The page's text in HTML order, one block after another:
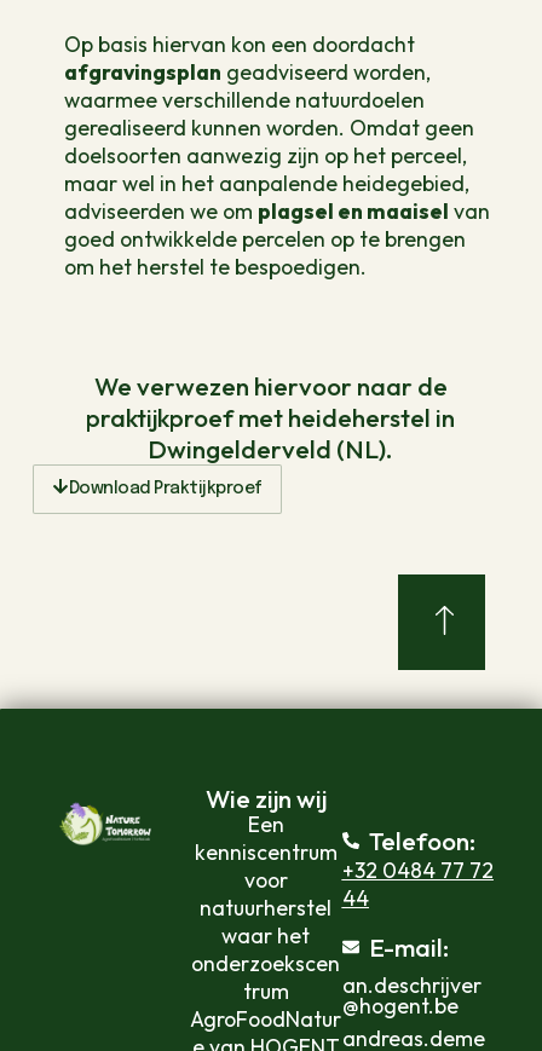
Op basis hiervan kon een doordacht
afgravingsplan geadviseerd worden,
waarmee verschillende natuurdoelen
gerealiseerd kunnen worden. Omdat geen
doelsoorten aanwezig zijn op het perceel,
maar wel in het aanpalende heidegebied,
adviseerden we om plagsel en maaisel van
goed ontwikkelde percelen op te brengen
om het herstel te bespoedigen.
We verwezen hiervoor naar de
praktijkproef met heideherstel in
Dwingelderveld (NL).
Download Praktijkproef
Wie zijn wij
Een
kenniscentrum
voor
natuurherstel
waar het
onderzoekscen
trum
AgroFoodNatur
Telefoon:
+32 0484 77 72
44
E-mail:
an.deschrijver
@hogent.be
andreas.deme